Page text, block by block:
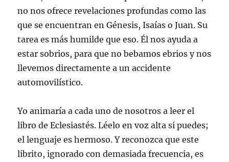
no nos ofrece revelaciones profundas como las
que se encuentran en Génesis, Isaías o Juan. Su
tarea es más humilde que eso. Él nos ayuda a
estar sobrios, para que no bebamos ebrios y nos
llevemos directamente a un accidente
automovilístico.
Yo animaría a cada uno de nosotros a leer el
libro de Eclesiastés. Léelo en voz alta si puedes;
el lenguaje es hermoso. Y reconozca que este
librito, ignorado con demasiada frecuencia, es